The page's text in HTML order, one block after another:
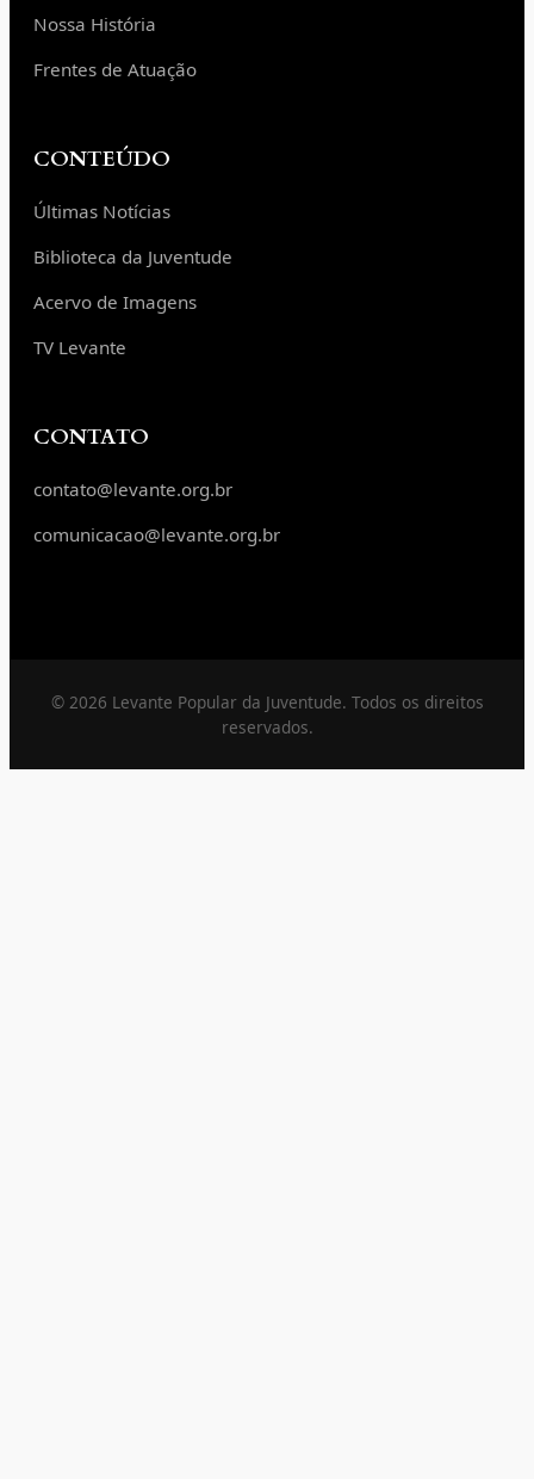
Nossa História
Frentes de Atuação
CONTEÚDO
Últimas Notícias
Biblioteca da Juventude
Acervo de Imagens
TV Levante
CONTATO
contato@levante.org.br
comunicacao@levante.org.br
© 2026 Levante Popular da Juventude. Todos os direitos
reservados.